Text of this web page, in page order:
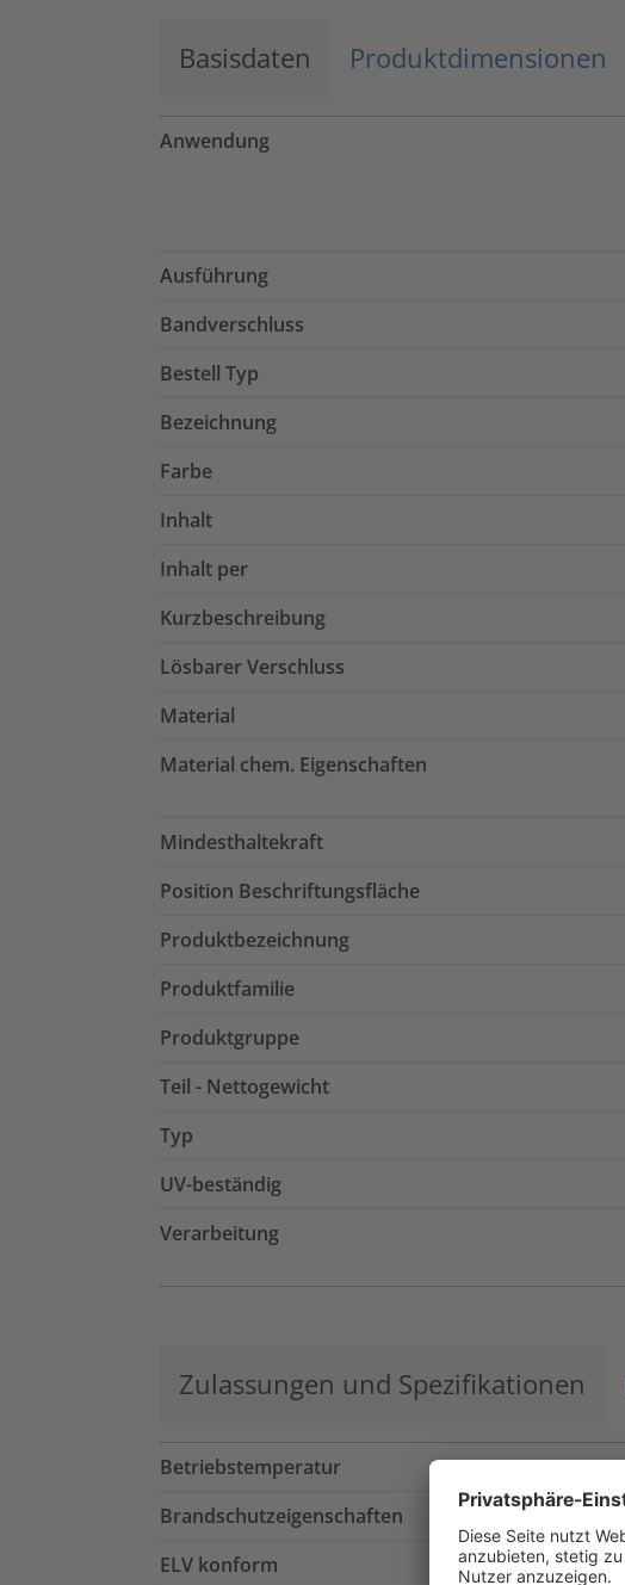
Basisdaten Produktdimensionen
Anwendung
Ausführung
Bandverschluss
Bestell Typ
Bezeichnung
Farbe
Inhalt
Inhalt per
Kurzbeschreibung
Lösbarer Verschluss
Material
Material chem. Eigenschaften
Mindesthaltekraft
Position Beschriftungsfläche
Produktbezeichnung
Produktfamilie
Produktgruppe
Teil - Nettogewicht
Typ
UV-beständig
Verarbeitung
Zulassungen und Spezifikationen
Betriebstemperatur
Brandschutzeigenschaften
ELV konform